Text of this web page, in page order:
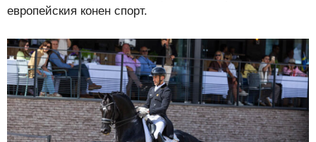
европейския конен спорт.